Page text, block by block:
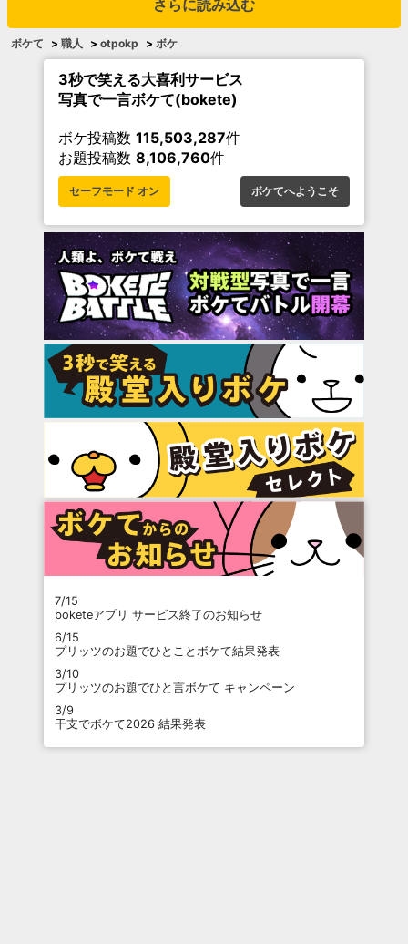
さらに読み込む
ボケて > 職人 > otpokp > ボケ
3秒で笑える大喜利サービス
写真で一言ボケて(bokete)
ボケ投稿数 115,503,287件
お題投稿数 8,106,760件
セーフモード オン ボケてへようこそ
7/15
boketeアプリ サービス終了のお知らせ
6/15
プリッツのお題でひとことボケて結果発表
3/10
プリッツのお題でひと言ボケて キャンペーン
3/9
干支でボケて2026 結果発表